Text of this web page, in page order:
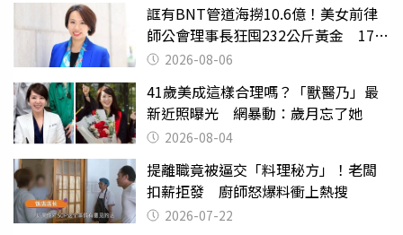
誆有BNT管道海撈10.6億！美女前律
師公會理事長狂囤232公斤黃金 17人
遭起訴
2026-08-06
41歲美成這樣合理嗎？「獸醫乃」最
新近照曝光 網暴動：歲月忘了她
2026-08-04
提離職竟被逼交「料理秘方」！老闆
扣薪拒發 廚師怒爆料衝上熱搜
2026-07-22